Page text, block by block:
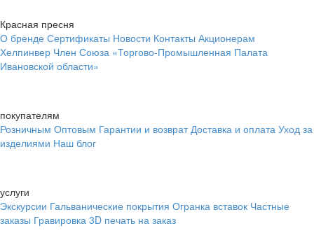
Красная пресня
О бренде Сертификаты Новости Контакты Акционерам
Хелпинвер Член Союза «Торгово-Промышленная Палата
Ивановской области»
покупателям
Розничным Оптовым Гарантии и возврат Доставка и оплата Уход за
изделиями Наш блог
услуги
Экскурсии Гальванические покрытия Огранка вставок Частные
заказы Гравировка 3D печать на заказ